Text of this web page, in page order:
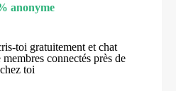
anonyme
toi gratuitement et chat
connectés près de
chez toi